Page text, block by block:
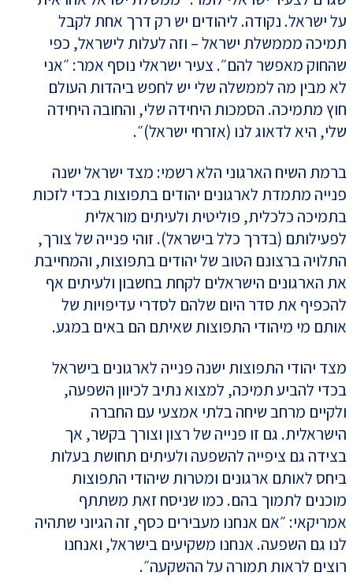
על ישראל. נקודה. ליהודים יש רק דרך אחת לקבל
תמיכה מממשלת ישראל – וזה לעלות לישראל, כפי
שהחוק מאפשר להם״. צעיר ישראלי נוסף אמר: ״אני
לא מבין מה לממשלה שלי יש לחפש ביהדות העולם
חוץ מתמיכה. הסמכות היחידה שלי, והחובה היחידה
שלי, היא לדאוג לנו (אזרחי ישראל)״.
ברמת השיח הארגוני הלא רשמי: מצד ישראל ישנה
פנייה מתמדת לארגונים יהודים בתפוצות בכדי לזכות
בתמיכה כלכלית, פוליטית ולעיתים מוראלית
לפעילותם (בדרך כלל בישראל). זוהי פנייה של צורך,
התלויה ברצונם הטוב של יהודים בתפוצות, והמחייבת
את הארגונים הישראלים לקחת בחשבון ולעיתים אף
להכפיף את סדר היום שלהם לסדרי עדיפויות של
אותם מי מיהודי התפוצות שאיתם הם באים במגע.
מצד יהודי התפוצות ישנה פנייה לארגונים בישראל
בכדי להביע תמיכה, למצוא נתיב לכיוון השפעה,
ולקיים מרחב שיחה בלתי אמצעי עם החברה
הישראלית. גם זו פנייה של רצון וצורך בקשר, אך
בצידה גם ציפייה להשפעה ולעיתים תחושת בעלות
ביחס לאותם ארגונים ומטרות שיהודי התפוצות
מוכנים לתמוך בהם. כמו שניסח זאת משתתף
אמריקאי: ״אם אנחנו מעבירים כסף, זה הגיוני שתהיה
לנו גם השפעה. אנחנו משקיעים בישראל, ואנחנו
רוצים לראות תמורה על ההשקעה״.